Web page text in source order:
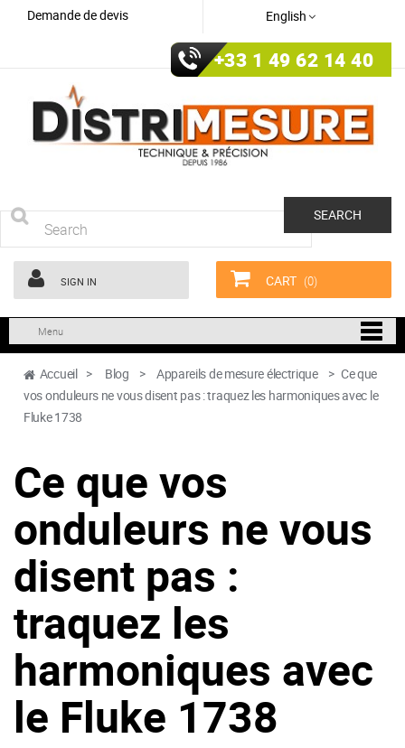
Demande de devis English
+33 1 49 62 14 40
SEARCH
SIGN IN CART (0)
Menu
Accueil > Blog > Appareils de mesure électrique > Ce que
vos onduleurs ne vous disent pas : traquez les harmoniques avec le
Fluke 1738
Ce que vos
onduleurs ne vous
disent pas :
traquez les
harmoniques avec
le Fluke 1738